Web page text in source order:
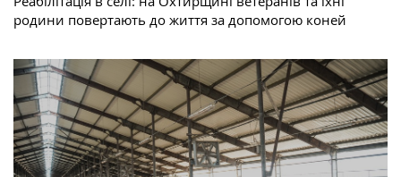
родини повертають до життя за допомогою коней